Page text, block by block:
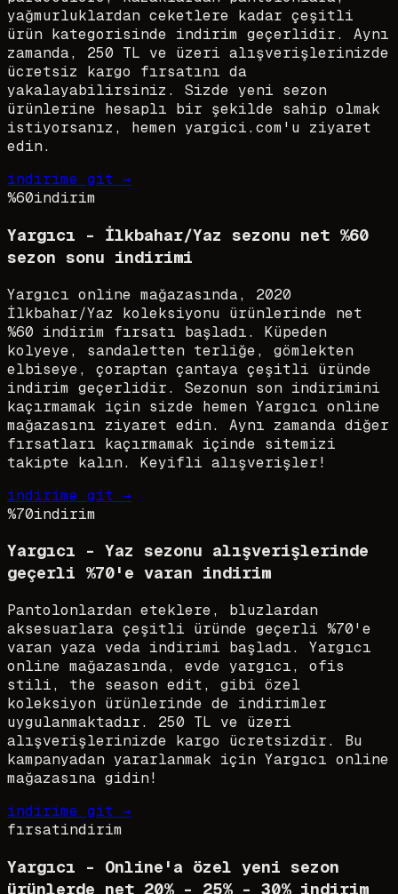
yağmurluklardan ceketlere kadar çeşitli
ürün kategorisinde indirim geçerlidir. Aynı
zamanda, 250 TL ve üzeri alışverişlerinizde
ücretsiz kargo fırsatını da
yakalayabilirsiniz. Sizde yeni sezon
ürünlerine hesaplı bir şekilde sahip olmak
istiyorsanız, hemen yargici.com'u ziyaret
edin.
indirime git →
%60indirim
Yargıcı - İlkbahar/Yaz sezonu net %60
sezon sonu indirimi
Yargıcı online mağazasında, 2020
İlkbahar/Yaz koleksiyonu ürünlerinde net
%60 indirim fırsatı başladı. Küpeden
kolyeye, sandaletten terliğe, gömlekten
elbiseye, çoraptan çantaya çeşitli üründe
indirim geçerlidir. Sezonun son indirimini
kaçırmamak için sizde hemen Yargıcı online
mağazasını ziyaret edin. Aynı zamanda diğer
fırsatları kaçırmamak içinde sitemizi
takipte kalın. Keyifli alışverişler!
indirime git →
%70indirim
Yargıcı - Yaz sezonu alışverişlerinde
geçerli %70'e varan indirim
Pantolonlardan eteklere, bluzlardan
aksesuarlara çeşitli üründe geçerli %70'e
varan yaza veda indirimi başladı. Yargıcı
online mağazasında, evde yargıcı, ofis
stili, the season edit, gibi özel
koleksiyon ürünlerinde de indirimler
uygulanmaktadır. 250 TL ve üzeri
alışverişlerinizde kargo ücretsizdir. Bu
kampanyadan yararlanmak için Yargıcı online
mağazasına gidin!
indirime git →
fırsatindirim
Yargıcı - Online'a özel yeni sezon
ürünlerde net 20% - 25% - 30% indirim